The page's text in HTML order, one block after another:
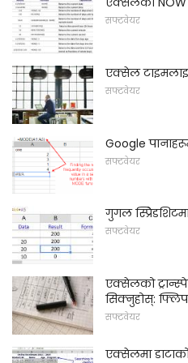
सफ्टवेयर
एक्सेल
सफ्टवेयर
Google
सफ्टवेयर
गुगल
सफ्टवेयर
एक्सेलको
सिक्नुहोस्:
सफ्टवेयर
एक्सेलमा